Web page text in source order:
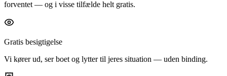
forventet — og i visse tilfælde helt gratis.
Gratis besigtigelse
Vi kører ud, ser boet og lytter til jeres situation — uden binding.